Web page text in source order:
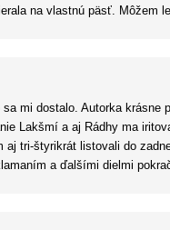
na vlastnú päsť. Môžem
mi dostalo. Autorka krásne
Lakšmí a aj Rádhy ma
tri-štyrikrát listovali do
a ďalšími dielmi